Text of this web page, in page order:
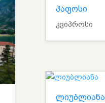
პაფოსი
კვიპროსი
ლიუბლიანა